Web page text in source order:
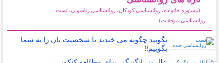
(مشاوره خانواده، روانشناسی کودکان، روانشناسی زناشویی، تست
روانشناسی،موفقیت)
بگویید چگونه می خندید تا شخصیت تان را به شما
بگوییم!!